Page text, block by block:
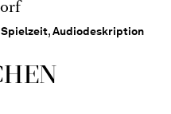
,Audiodeskription